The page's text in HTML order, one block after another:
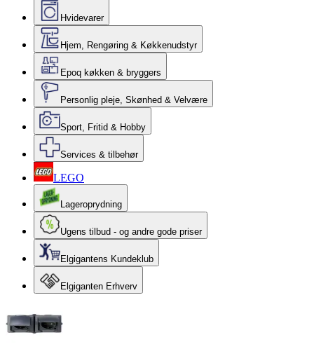
Hvidevarer
Hjem, Rengøring & Køkkenudstyr
Epoq køkken & bryggers
Personlig pleje, Skønhed & Velvære
Sport, Fritid & Hobby
Services & tilbehør
LEGO
Lageroprydning
Ugens tilbud - og andre gode priser
Elgigantens Kundeklub
Elgiganten Erhverv